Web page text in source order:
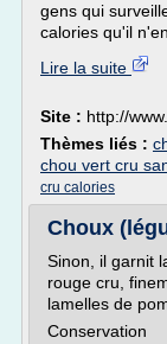
gens qui
calories qu'il
Lire la suite
Site : http://
Thèmes liés :
chou vert cru
cru calories
Choux
Sinon, il garnit
rouge cru,
lamelles de
Conservation